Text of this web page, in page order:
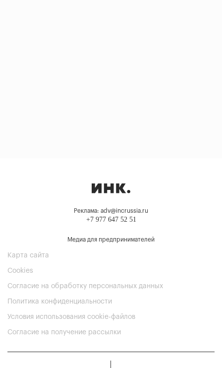
Реклама: adv@incrussia.ru
+7 977 647 52 51
Медиа для предпринимателей
Карта сайта
Cookies
Согласие на обработку персональных данных
Политика конфиденциальности
Условия использования cookie-файлов
Согласие на получение рассылки